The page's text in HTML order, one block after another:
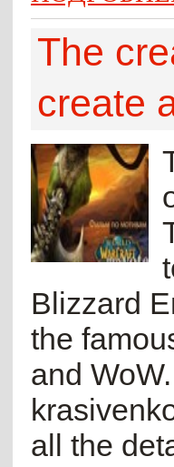
The
create
Blizzard
the
and
all the